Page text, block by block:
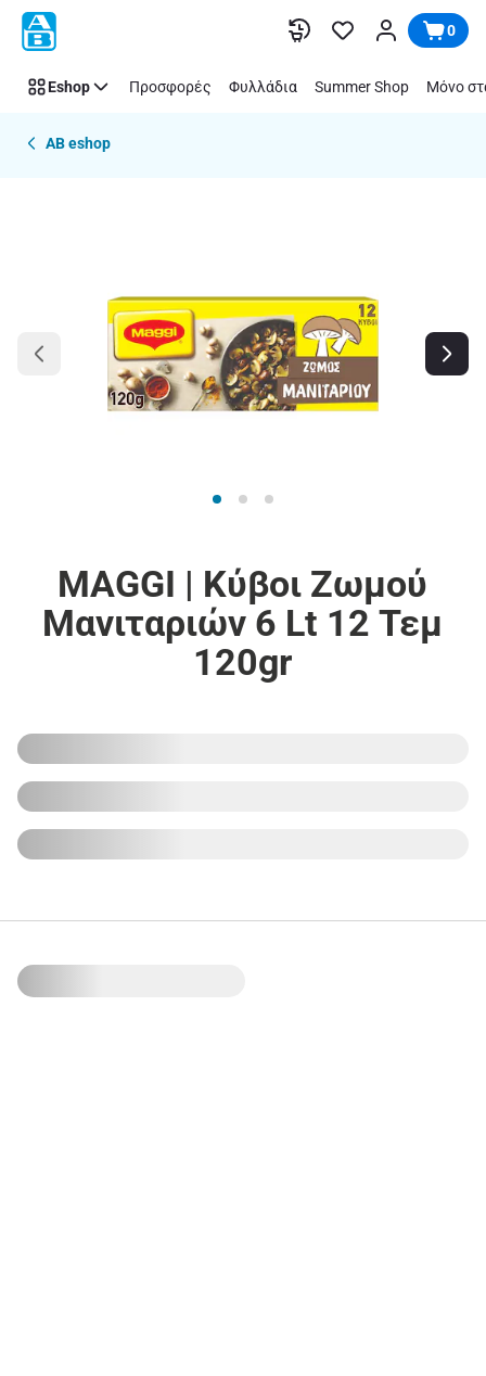
Παράλειψη 0
Eshop Προσφορές Φυλλάδια Summer Shop Μόνο
AB eshop
MAGGI | Κύβοι Ζωμού
Μανιταριών 6 Lt 12 Τεμ
120gr